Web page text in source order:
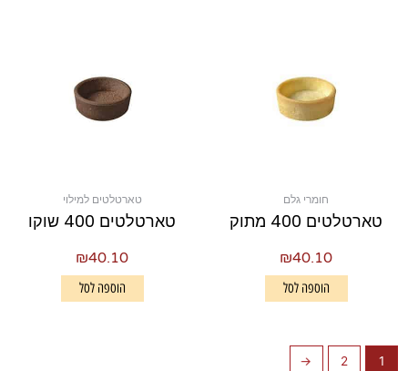
חומרי גלם
טארטלטים 400 מתוק
₪40.10
הוספה לסל
טארטלטים למילוי
טארטלטים 400 שוקו
₪40.10
הוספה לסל
1
2
←